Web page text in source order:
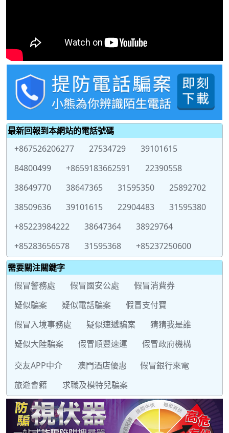
最新回報到本網站的電話號碼
+867526206277
27534729
39101615
84800499
+8659183662591
22390558
38649770
38647365 31595350
25892702
38509636
39101615 22904483
31595380
+85223984222
38647364
38929764
+85283656578
31595368
+85237250600
需要關注關鍵字
假冒警務處
假冒國安公處
假冒消費券
疑似騙案
疑似電話騙案
假冒支付寶
假冒入境事務處
疑似速遞騙案
猜猜我是誰
疑似大陸騙案
假冒順豐速運
假冒政府機構
交友APP中介
澳門酒店優惠
假冒銀行來電
旅遊會籍
求職及模特兒騙案